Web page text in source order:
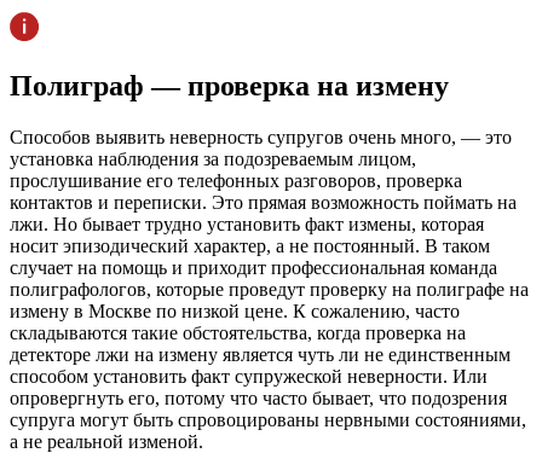
Полиграф — проверка на измену
Способов выявить неверность супругов очень много, — это
установка наблюдения за подозреваемым лицом,
прослушивание его телефонных разговоров, проверка
контактов и переписки. Это прямая возможность поймать на
лжи. Но бывает трудно установить факт измены, которая
носит эпизодический характер, а не постоянный. В таком
случает на помощь и приходит профессиональная команда
полиграфологов, которые проведут проверку на полиграфе на
измену в Москве по низкой цене. К сожалению, часто
складываются такие обстоятельства, когда проверка на
детекторе лжи на измену является чуть ли не единственным
способом установить факт супружеской неверности. Или
опровергнуть его, потому что часто бывает, что подозрения
супруга могут быть спровоцированы нервными состояниями,
а не реальной изменой.